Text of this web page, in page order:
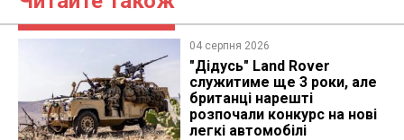
04 серпня 2026
"Дідусь" Land Rover
служитиме ще 3 роки, але
британці нарешті
розпочали конкурс на нові
легкі автомобілі